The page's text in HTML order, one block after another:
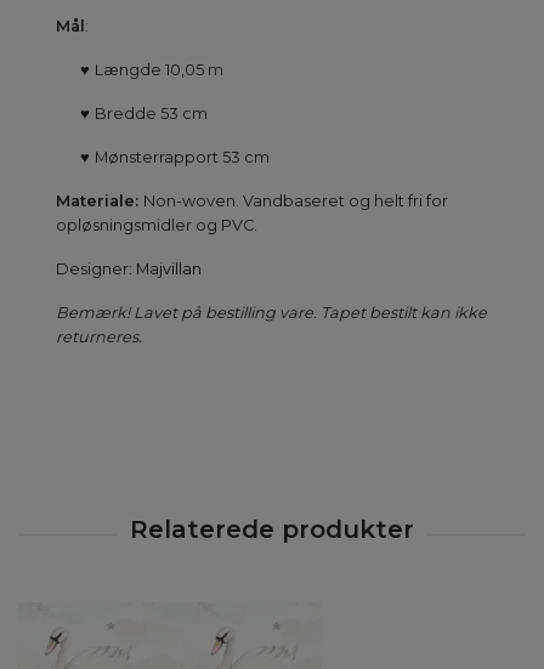
Mål :
♥ Længde 10,05 m
♥ Bredde 53 cm
♥ Mønsterrapport 53 cm
Materiale: Non-woven. Vandbaseret og helt fri for
opløsningsmidler og PVC.
Designer: Majvillan
Bemærk! Lavet på bestilling vare. Tapet bestilt kan ikke
returneres.